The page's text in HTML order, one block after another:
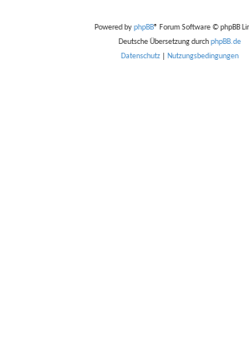
Powered byphpBB® Forum Software © phpBB
Deutsche Übersetzung durchphpBB.de
Datenschutz
Nutzungsbedingungen